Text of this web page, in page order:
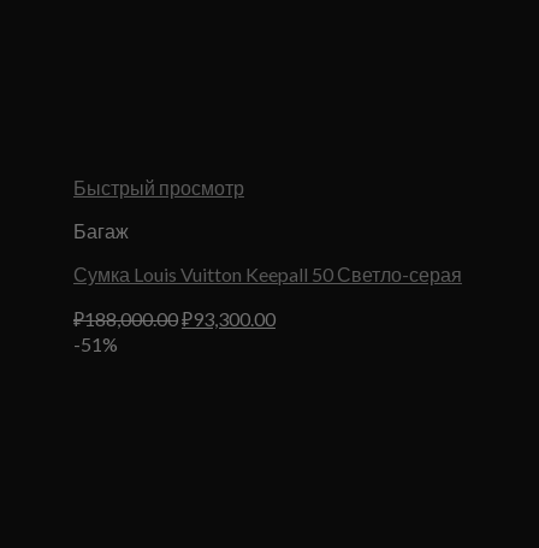
Быстрый просмотр
Багаж
Сумка Louis Vuitton Keepall 50 Светло-серая
₽188,000.00Первоначальная
₽93,300.00Текущая
-51%